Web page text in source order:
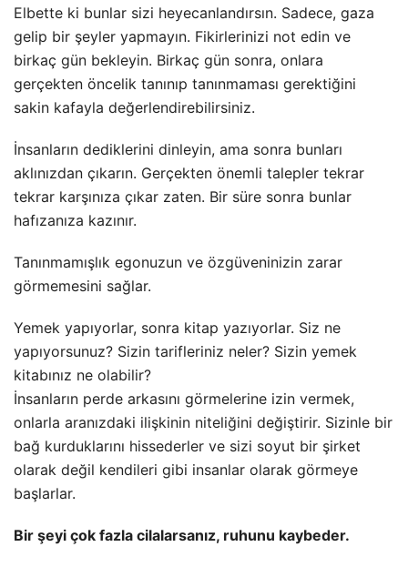
Elbette ki bunlar sizi heyecanlandırsın. Sadece, gaza
gelip bir şeyler yapmayın. Fikirlerinizi not edin ve
birkaç gün bekleyin. Birkaç gün sonra, onlara
gerçekten öncelik tanınıp tanınmaması gerektiğini
sakin kafayla değerlendirebilirsiniz.
İnsanların dediklerini dinleyin, ama sonra bunları
aklınızdan çıkarın. Gerçekten önemli talepler tekrar
tekrar karşınıza çıkar zaten. Bir süre sonra bunlar
hafızanıza kazınır.
Tanınmamışlık egonuzun ve özgüveninizin zarar
görmemesini sağlar.
Yemek yapıyorlar, sonra kitap yazıyorlar. Siz ne
yapıyorsunuz? Sizin tarifleriniz neler? Sizin yemek
kitabınız ne olabilir?
İnsanların perde arkasını görmelerine izin vermek,
onlarla aranızdaki ilişkinin niteliğini değiştirir. Sizinle bir
bağ kurduklarını hissederler ve sizi soyut bir şirket
olarak değil kendileri gibi insanlar olarak görmeye
başlarlar.
Bir şeyi çok fazla cilalarsanız, ruhunu kaybeder.